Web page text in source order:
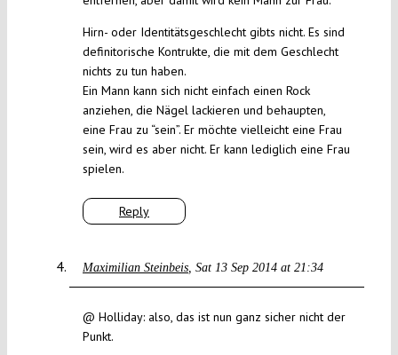
Reply
Hirn- oder Identitätsgeschlecht gibts nicht. Es sind
definitorische Kontrukte, die mit dem Geschlecht
nichts zu tun haben.
Ein Mann kann sich nicht einfach einen Rock
anziehen, die Nägel lackieren und behaupten,
eine Frau zu “sein”. Er möchte vielleicht eine Frau
sein, wird es aber nicht. Er kann lediglich eine Frau
spielen.
Maximilian Steinbeis Sat 13 Sep 2014 at 21:34
@ Holliday: also, das ist nun ganz sicher nicht der
Punkt.